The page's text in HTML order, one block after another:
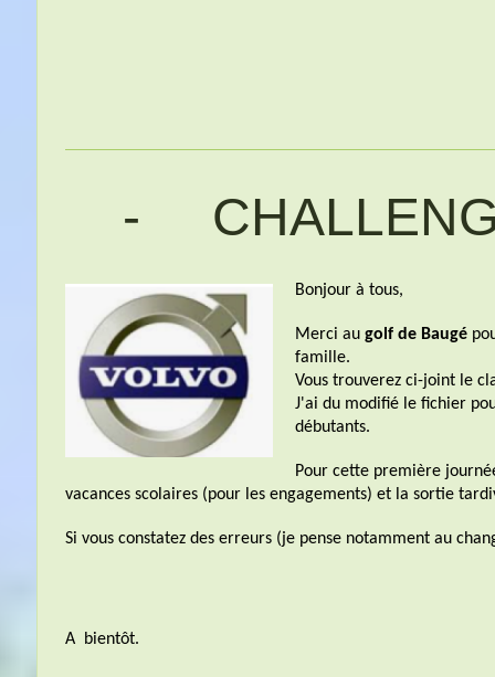
-
Bonjour à tous,
Merci au golf de Baugé
famille.
Vous trouverez ci-joint le
J'ai du modifié le fichier
débutants.
Pour cette première
vacances scolaires (pour les engagements) et la sortie
Si vous constatez des erreurs (je pense notamment au
A bientôt.